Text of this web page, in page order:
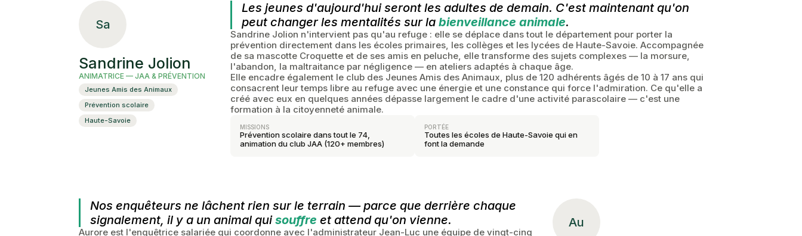
Sa
Sandrine Jolion
ANIMATRICE — JAA & PRÉVENTION
Jeunes Amis des Animaux
Prévention scolaire
Haute-Savoie
Les jeunes d'aujourd'hui seront les adultes de demain. C'est maintenant qu'on
peut changer les mentalités sur la bienveillance animale.
Sandrine Jolion n'intervient pas qu'au refuge : elle se déplace dans tout le département pour porter la
prévention directement dans les écoles primaires, les collèges et les lycées de Haute-Savoie. Accompagnée
de sa mascotte Croquette et de ses amis en peluche, elle transforme des sujets complexes — la morsure,
l'abandon, la maltraitance par négligence — en ateliers adaptés à chaque âge.
Elle encadre également le club des Jeunes Amis des Animaux, plus de 120 adhérents âgés de 10 à 17 ans qui
consacrent leur temps libre au refuge avec une énergie et une constance qui force l'admiration. Ce qu'elle a
créé avec eux en quelques années dépasse largement le cadre d'une activité parascolaire — c'est une
formation à la citoyenneté animale.
MISSIONS
Prévention scolaire dans tout le 74,
animation du club JAA (120+ membres)
PORTÉE
Toutes les écoles de Haute-Savoie qui en
font la demande
Nos enquêteurs ne lâchent rien sur le terrain — parce que derrière chaque
signalement, il y a un animal quisouffre et attend qu'on vienne.
Aurore est l'enquêtrice salariée qui coordonne avec l'administrateur Jean-Luc une équipe de vingt-cinq
Au